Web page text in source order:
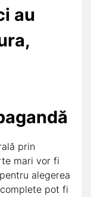
au
prin
mari vor fi
alegerea
pot fi